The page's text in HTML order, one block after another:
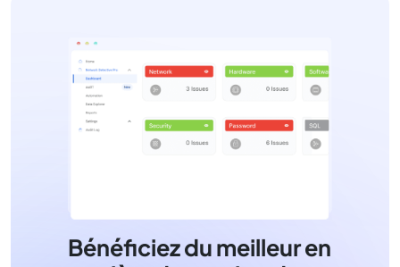
Bénéficiez du meilleur en